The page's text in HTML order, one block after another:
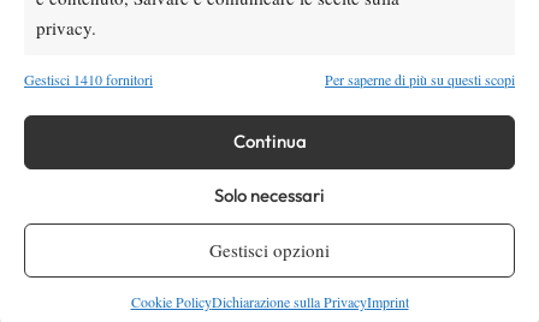
privacy.
Gestisci 1410 fornitori Per saperne di più su questi scopi
Continua
Solo necessari
Gestisci opzioni
Cookie PolicyDichiarazione sulla PrivacyImprint
scoprire le meraviglie della storica città andalusa all’alba del
2020.